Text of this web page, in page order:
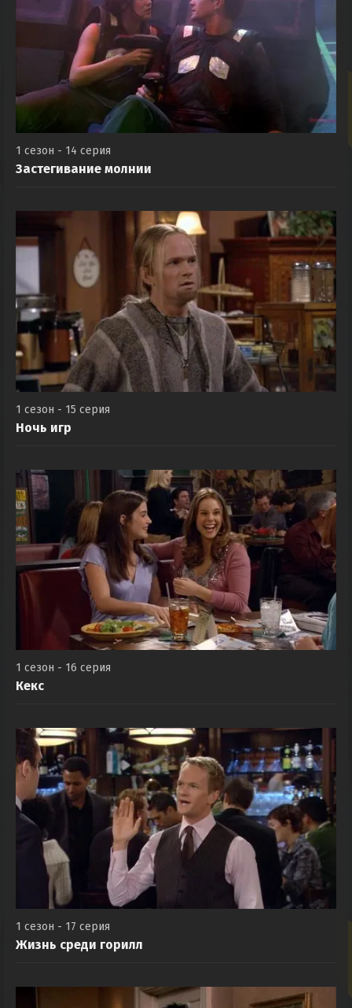
1 сезон - 14 серия
Застегивание молнии
1 сезон - 15 серия
Ночь игр
1 сезон - 16 серия
Кекс
1 сезон - 17 серия
Жизнь среди горилл